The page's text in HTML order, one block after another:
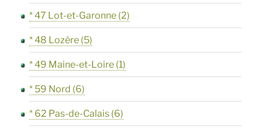
* 47 Lot-et-Garonne (2)
* 48 Lozère (5)
* 49 Maine-et-Loire (1)
* 59 Nord (6)
* 62 Pas-de-Calais (6)